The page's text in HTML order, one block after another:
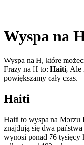
Wyspa na
Wyspa na H, które
Frazy na H to: Haiti, Ale
powiększamy cały czas.
Haiti
Haiti to wyspa na Morzu
znajdują się dwa
wynosi ponad 76 tysięcy